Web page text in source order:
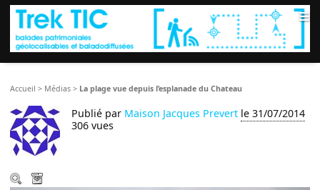
≡
Accueil > Médias > La plage vue depuis l’esplanade du Chateau
Publié par Maison Jacques Prevert le 31/07/2014
306 vues